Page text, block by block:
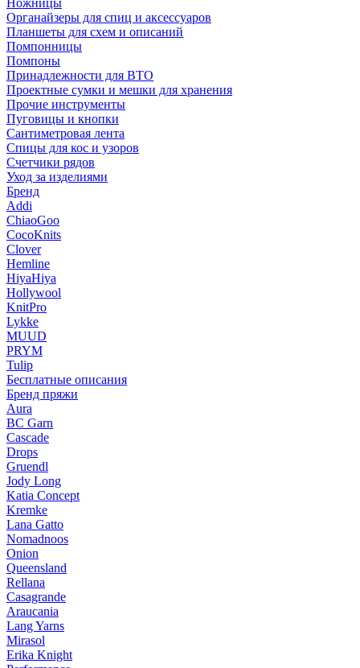
Ножницы
Органайзеры для спиц и аксессуаров
Планшеты для схем и описаний
Помпонницы
Помпоны
Принадлежности для ВТО
Проектные сумки и мешки для хранения
Прочие инструменты
Пуговицы и кнопки
Сантиметровая лента
Спицы для кос и узоров
Счетчики рядов
Уход за изделиями
Бренд
Addi
ChiaoGoo
CocoKnits
Clover
Hemline
HiyaHiya
Hollywool
KnitPro
Lykke
MUUD
PRYM
Tulip
Бесплатные описания
Бренд пряжи
Aura
BC Garn
Cascade
Drops
Gruendl
Jody Long
Katia Concept
Kremke
Lana Gatto
Nomadnoos
Onion
Queensland
Rellana
Casagrande
Araucania
Lang Yarns
Mirasol
Erika Knight